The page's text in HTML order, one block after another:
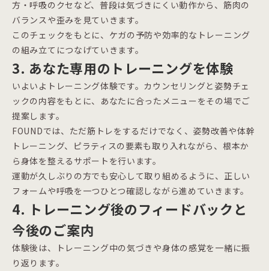
方・呼吸のクセなど、普段は気づきにくい動作から、筋肉の
バランスや歪みを見ていきます。
このチェックをもとに、ケガの予防や効率的なトレーニング
の組み立てにつなげていきます。
3. あなた専用のトレーニングを体験
いよいよトレーニング体験です。カウンセリングと姿勢チェ
ックの内容をもとに、あなたに合ったメニューをその場でご
提案します。
FOUNDでは、ただ筋トレをするだけでなく、姿勢改善や体幹
トレーニング、ピラティスの要素も取り入れながら、根本か
ら身体を整えるサポートを行います。
運動が久しぶりの方でも安心して取り組めるように、正しい
フォームや呼吸を一つひとつ確認しながら進めていきます。
4. トレーニング後のフィードバックと
今後のご案内
体験後は、トレーニング中の気づきや身体の感覚を一緒に振
り返ります。